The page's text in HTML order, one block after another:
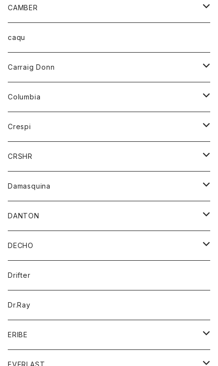
カードホルダー
チーフ
バンダナ
カーディガン
トレーナー
パーカー
ボトム
オーバーオール
ショートパンツ
レディース
オーバーオール
カーディガン
Tシャツ
パーカー
グッズ
靴
CAMBER
トップス
ハーフスリーブTシャツ
caqu
Carraig Donn
ニット
Columbia
アウター
ジャケット
Crespi
ジャケット
ワンピース
ブラウス
CRSHR
キャップ
Damasquina
ウォレット
カードケース
バッグ
DANTON
アウター
コート
ジャケット
アクセサリー
バッグ
キッズ
シャツ
Tシャツ
グッズ
帽子
トップス
DECHO
帽子
Drifter
Dr.Ray
ERIBE
ニット
EVERLAST